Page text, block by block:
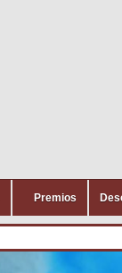
Premios